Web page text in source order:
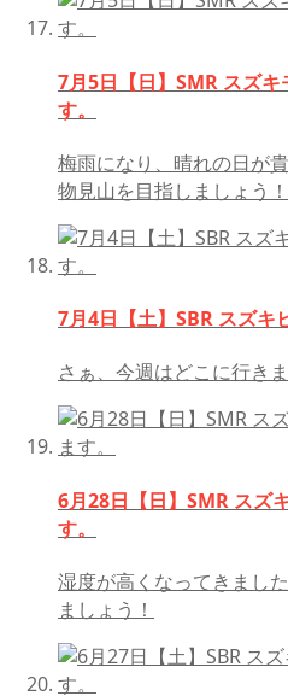
7月5日【日】SMR スズ
す。
梅雨になり、晴れの日が
物見山を目指しましょう！
7月4日【土】SBR スズキ
さぁ、今週はどこに行き
6月28日【日】SMR スズ
す。
湿度が高くなってきまし
ましょう！